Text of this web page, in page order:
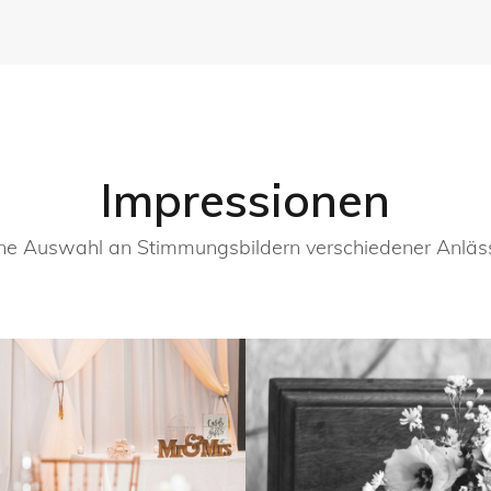
Impressionen
Auswahl an Stimmungsbildern verschiedener